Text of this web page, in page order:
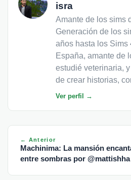
isra
Amante de los sims
Generación de los
años hasta los Sims
España, amante de
estudié veterinaria,
de crear historias,
Ver perfil →
← Anterior
Machinima: La mansión
entre sombras por @mattishha